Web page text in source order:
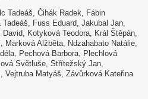
Tadeáš, Čihák Radek, Fábin
Fuss Eduard, Jakubal Jan,
Kotyková Teodora, Král Štěpán,
Alžběta, Ndzahabato Natálie,
Pechová Barbora, Plechlová
Světluše, Střítežský Jan,
Vejtruba Matyáš, Závůrková Kateřina